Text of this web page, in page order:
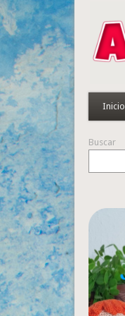
Inicio
Buscar